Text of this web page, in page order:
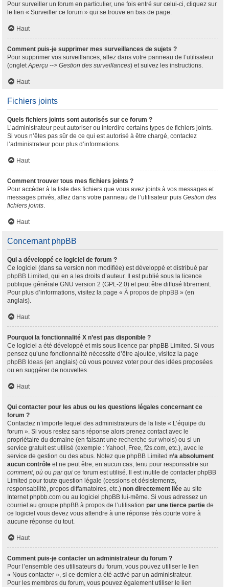
Pour surveiller un forum en particulier, une fois entré sur celui-ci, cliquez sur
le lien « Surveiller ce forum » qui se trouve en bas de page.
Haut
Comment puis-je supprimer mes surveillances de sujets ?
Pour supprimer vos surveillances, allez dans votre panneau de l’utilisateur
(ongletAperçu --> Gestion des surveillances) et suivez les instructions.
Haut
Fichiers joints
Quels fichiers joints sont autorisés sur ce forum ?
L’administrateur peut autoriser ou interdire certains types de fichiers joints.
Si vous n’êtes pas sûr de ce qui est autorisé à être chargé, contactez
l’administrateur pour plus d’informations.
Haut
Comment trouver tous mes fichiers joints ?
Pour accéder à la liste des fichiers que vous avez joints à vos messages et
messages privés, allez dans votre panneau de l’utilisateur puis Gestion des
fichiers joints.
Haut
Concernant phpBB
Qui a développé ce logiciel de forum ?
Ce logiciel (dans sa version non modifiée) est développé et distribué par
phpBB Limited , qui en a les droits d’auteur. Il est publié sous la licence
publique générale GNU version 2 (GPL-2.0) et peut être diffusé librement.
Pour plus d’informations, visitez la page « À propos de phpBB » (en
anglais).
Haut
Pourquoi la fonctionnalité X n’est pas disponible ?
Ce logiciel a été développé et mis sous licence par phpBB Limited. Si vous
pensez qu’une fonctionnalité nécessite d’être ajoutée, visitez la page
phpBB Ideas (en anglais) où vous pouvez voter pour des idées proposées
ou en suggérer de nouvelles.
Haut
Qui contacter pour les abus ou les questions légales concernant ce
forum ?
Contactez n’importe lequel des administrateurs de la liste « L’équipe du
forum ». Si vous restez sans réponse alors prenez contact avec le
propriétaire du domaine (en faisant une recherche sur whois) ou si un
service gratuit est utilisé (exemple : Yahoo!, Free, f2s.com, etc.), avec le
service de gestion ou des abus. Notez que phpBB Limited n’a absolument
aucun contrôle et ne peut être, en aucun cas, tenu pour responsable sur
comment, où ou par qui ce forum est utilisé. Il est inutile de contacter phpBB
Limited pour toute question légale (cessions et désistements,
responsabilité, propos diffamatoires, etc.) non directement liée au site
Internet phpbb.com ou au logiciel phpBB lui-même. Si vous adressez un
courriel au groupe phpBB à propos de l’utilisation par une tierce partie de
ce logiciel vous devez vous attendre à une réponse très courte voire à
aucune réponse du tout.
Haut
Comment puis-je contacter un administrateur du forum ?
Pour l’ensemble des utilisateurs du forum, vous pouvez utiliser le lien
« Nous contacter », si ce dernier a été activé par un administrateur.
Pour les membres du forum, vous pouvez également utiliser le lien